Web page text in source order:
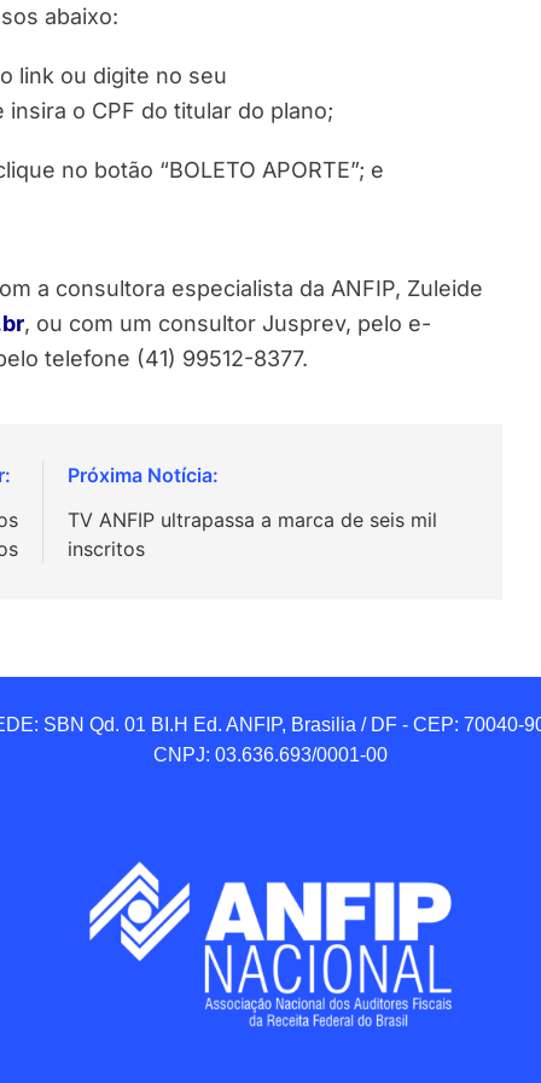
abaixo:
link ou digite no seu
insira o CPF do titular do plano;
no botão “BOLETO APORTE”; e
a consultora especialista da ANFIP, Zuleide
, ou com um consultor Jusprev, pelo e-
telefone (41) 99512-8377.
TV ANFIP ultrapassa a marca de seis mil
inscritos
SBN Qd. 01 BI.H Ed. ANFIP, Brasilia / DF - CEP: 70040-
CNPJ: 03.636.693/0001-00